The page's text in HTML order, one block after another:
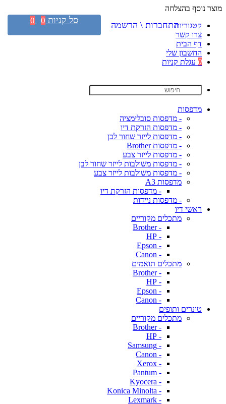
מוצר נוסף בהצלחה
קטגוריות
צרו קשר
דף הבית
החשבון שלי
0 עגלת קניות
מדפסות
- מדפסות סובלימציה
- מדפסות הזרקת דיו
- מדפסות לייזר שחור לבן
- מדפסות Brother
- מדפסות לייזר צבע
- מדפסות משולבות לייזר שחור לבן
- מדפסות משולבות לייזר צבע
מדפסות A3
- מדפסות הזרקת דיו
- מדפסות ניידות
ראשי דיו
מתכלים מקוריים
- Brother
- HP
- Epson
- Canon
מתכלים תואמים
- Brother
- HP
- Epson
- Canon
טונרים ותופים
מתכלים מקוריים
- Brother
- HP
- Samsung
- Canon
- Xerox
- Pantum
- Kyocera
- Konica Minolta
- Lexmark
התחברות \ הרשמה סל קניות 0
0